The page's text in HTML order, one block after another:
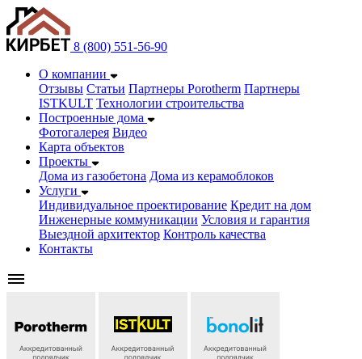
8 (800) 551-56-90
О компании
Отзывы Статьи Партнеры Porotherm Партнеры
ISTKULT Технологии строительства
Построенные дома
Фотогалерея Видео
Карта объектов
Проекты
Дома из газобетонa Дома из керамоблоков
Услуги
Индивидуальное проектирование Кредит на дом
Инженерные коммуникации Условия и гарантия
Выездной архитектор Контроль качества
Контакты